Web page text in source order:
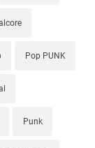
Pop PUNK
Punk